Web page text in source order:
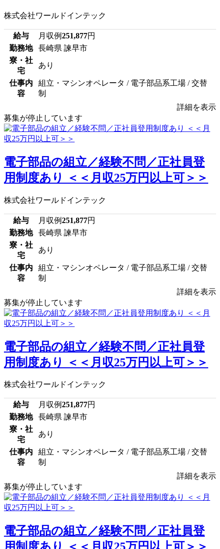
株式会社ワールドインテック
給与 月収例251,877円
勤務地
長崎県 諫早市
寮・社
宅
あり
仕事内
容
組立・マシンオペレータ / 電子部品系工場 / 交替
制
詳細を表示
募集が停止しています
電子部品の組立／経験不問／正社員登
用制度あり ＜＜月収25万円以上可＞＞
株式会社ワールドインテック
給与 月収例251,877円
勤務地
長崎県 諫早市
寮・社
宅
あり
仕事内
容
組立・マシンオペレータ / 電子部品系工場 / 交替
制
詳細を表示
募集が停止しています
電子部品の組立／経験不問／正社員登
用制度あり ＜＜月収25万円以上可＞＞
株式会社ワールドインテック
給与 月収例251,877円
勤務地
長崎県 諫早市
寮・社
宅
あり
仕事内
容
組立・マシンオペレータ / 電子部品系工場 / 交替
制
詳細を表示
募集が停止しています
電子部品の組立／経験不問／正社員登